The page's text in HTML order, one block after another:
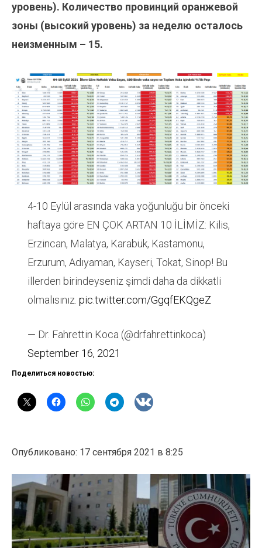
уровень). Количество провинций оранжевой
зоны (высокий уровень) за неделю осталось
неизменным – 15.
4-10 Eylül arasında vaka yoğunluğu bir önceki
haftaya göre EN ÇOK ARTAN 10 İLİMİZ: Kilis,
Erzincan, Malatya, Karabük, Kastamonu,
Erzurum, Adıyaman, Kayseri, Tokat, Sinop! Bu
illerden birindeyseniz şimdi daha da dikkatli
olmalısınız. pic.twitter.com/GgqfEKQgeZ
— Dr. Fahrettin Koca (@drfahrettinkoca)
September 16, 2021
Поделиться новостью:
Опубликовано: 17 сентября 2021 в 8:25